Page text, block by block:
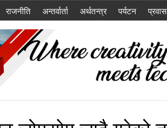
राजनीति अन्तर्वार्ता अर्थतन्त्र पर्यटन प्रवास